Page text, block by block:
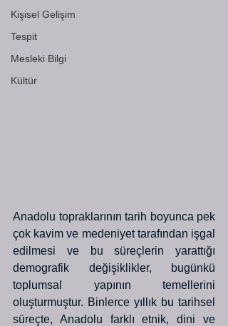
Kişisel Gelişim
Tespit
Mesleki Bilgi
Kültür
Anadolu topraklarının tarih boyunca pek
çok kavim ve medeniyet tarafından işgal
edilmesi ve bu süreçlerin yarattığı
demografik değişiklikler, bugünkü
toplumsal yapının temellerini
oluşturmuştur. Binlerce yıllık bu tarihsel
süreçte, Anadolu farklı etnik, dini ve